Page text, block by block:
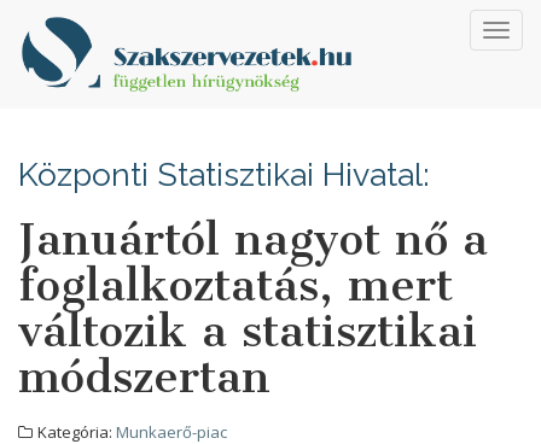
Központi Statisztikai Hivatal:
Januártól nagyot nő a
foglalkoztatás, mert
változik a statisztikai
módszertan
Kategória: Munkaerő-piac